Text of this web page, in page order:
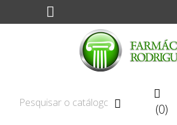


(0)